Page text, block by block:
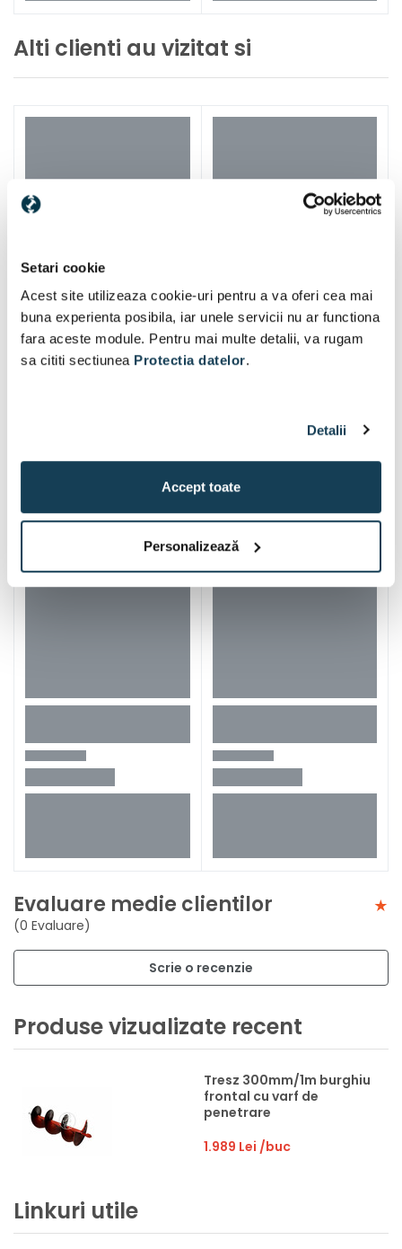
Setari cookie
Acest site utilizeaza cookie-uri pentru a va oferi cea mai
buna experienta posibila, iar unele servicii nu ar functiona
fara aceste module. Pentru mai multe detalii, va rugam
sa cititi sectiunea Protectia datelor.
Detalii
Accept toate
Personalizează
Alti clienti au vizitat si
Iti mai recomandam si
Evaluare medie clientilor
(0 Evaluare)
Scrie o recenzie
Produse vizualizate recent
Tresz 300mm/1m burghiu
frontal cu varf de
penetrare
1.989 Lei /buc
Linkuri utile